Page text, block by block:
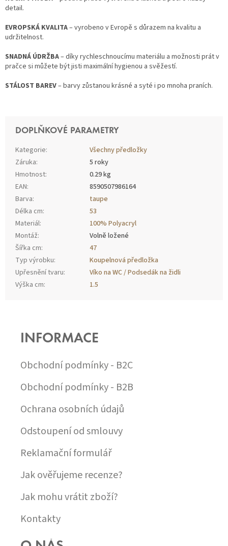
detail.
EVROPSKÁ KVALITA– vyrobeno v Evropě s důrazem na kvalitu a
udržitelnost.
SNADNÁ ÚDRŽBA– díky rychleschnoucímu materiálu a možnosti prát v
pračce si můžete být jisti maximální hygienou a svěžestí.
STÁLOST BAREV– barvy zůstanou krásné a syté i po mnoha praních.
DOPLŇKOVÉ PARAMETRY
Kategorie:
Všechny předložky
Záruka:
5 roky
Hmotnost:
0.29 kg
EAN:
8590507986164
Barva:
taupe
Délka cm:
53
Materiál:
100% Polyacryl
Montáž:
Volně ložené
Šířka cm:
47
Typ výrobku:
Koupelnová předložka
Upřesnění tvaru:
Víko na WC / Podsedák na židli
Výška cm:
1.5
INFORMACE
Obchodní podmínky - B2C
Obchodní podmínky - B2B
Ochrana osobních údajů
Odstoupení od smlouvy
Reklamační formulář
Jak ověřujeme recenze?
Jak mohu vrátit zboží?
Kontakty